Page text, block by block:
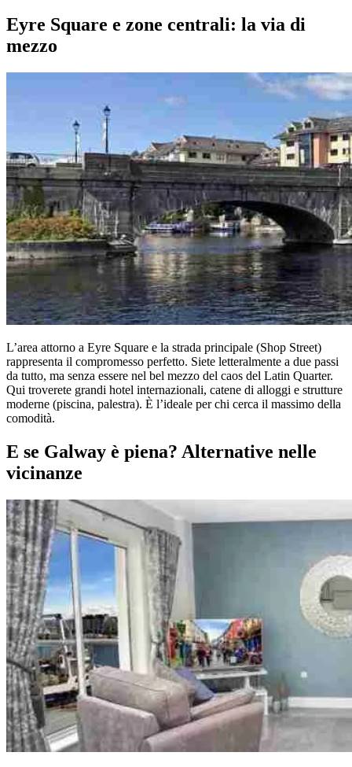
Eyre Square e zone centrali: la via di
mezzo
L’area attorno a Eyre Square e la strada principale (Shop Street)
rappresenta il compromesso perfetto. Siete letteralmente a due passi
da tutto, ma senza essere nel bel mezzo del caos del Latin Quarter.
Qui troverete grandi hotel internazionali, catene di alloggi e strutture
moderne (piscina, palestra). È l’ideale per chi cerca il massimo della
comodità.
E se Galway è piena? Alternative nelle
vicinanze